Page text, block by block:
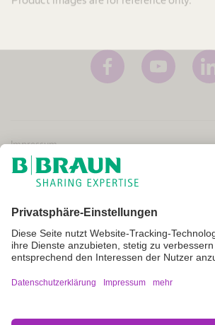
Impressum
Allgemeine Geschäftsbedingungen
Nutzungsbedingungen
Datenschutz
Cookie Einstellungen
Nicht alle Produkte sind für den Verkauf in allen